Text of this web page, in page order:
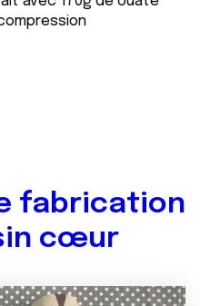
fabrication
cœur